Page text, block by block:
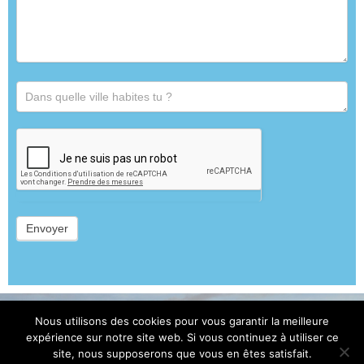
Envoyer
Copyright © 2026 Maison des Adolescents d'Indre-et-Loire |
Nous utilisons des cookies pour vous garantir la meilleure
expérience sur notre site web. Si vous continuez à utiliser ce
site, nous supposerons que vous en êtes satisfait.